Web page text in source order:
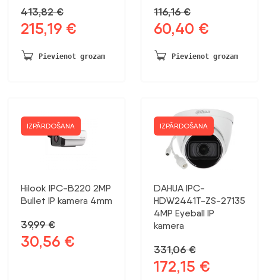
413,82€
Sākotnējā
bija:
215,19 €
ir:
Pievienot grozam
116,16€
Sākotnējā
bija:
60,40 €
ir:
Pievienot grozam
IZPĀRDOŠANA
Hilook IPC-B220 2MP
Bullet IP kamera 4mm
39,99€
Sākotnējā
30,56 €
IZPĀRDOŠANA
DAHUA IPC-
HDW2441T-ZS-27135
4MP Eyeball IP
kamera
331,06€
Sākotnējā
172,15 €